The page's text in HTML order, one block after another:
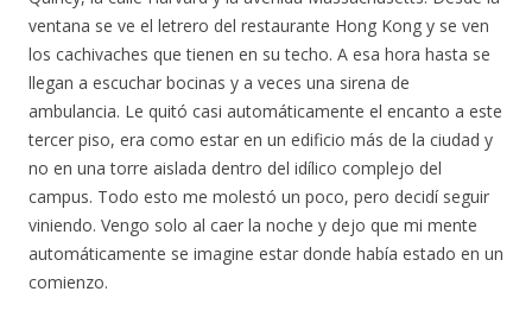
ventana se ve el letrero del restaurante Hong Kong y se ven
los cachivaches que tienen en su techo. A esa hora hasta se
llegan a escuchar bocinas y a veces una sirena de
ambulancia. Le quitó casi automáticamente el encanto a este
tercer piso, era como estar en un edificio más de la ciudad y
no en una torre aislada dentro del idílico complejo del
campus. Todo esto me molestó un poco, pero decidí seguir
viniendo. Vengo solo al caer la noche y dejo que mi mente
automáticamente se imagine estar donde había estado en un
comienzo.